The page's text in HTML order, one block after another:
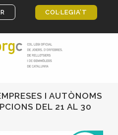
COL·LEGIA’T
I AUTÒNOMS
DEL 21 AL 30